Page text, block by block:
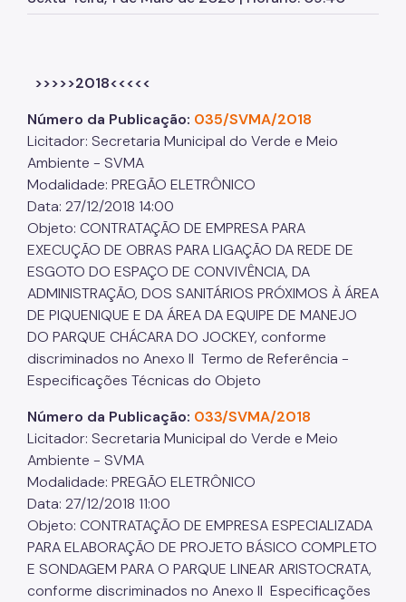
Herbário Municipal
Parques Concessionados
Trilha Interparques
Viveiros Municipais
Educação Ambiental UMAPAZ
Programação
Planetários
Planejamento Ambiental
Patrimônio Ambiental
Projetos Urbanos
Informações Ambientais
Licenciamento Ambiental
Licenciamento Ambiental Industrial
Licenciamento Ambiental Não-Industrial
>>>>>2018<<<<<
Número da Publicação: 035/SVMA/2018
Licitador: Secretaria Municipal do Verde e Meio
Ambiente - SVMA
Modalidade: PREGÃO ELETRÔNICO
Data: 27/12/2018 14:00
Objeto: CONTRATAÇÃO DE EMPRESA PARA
EXECUÇÃO DE OBRAS PARA LIGAÇÃO DA REDE DE
ESGOTO DO ESPAÇO DE CONVIVÊNCIA, DA
ADMINISTRAÇÃO, DOS SANITÁRIOS PRÓXIMOS À ÁREA
DE PIQUENIQUE E DA ÁREA DA EQUIPE DE MANEJO
DO PARQUE CHÁCARA DO JOCKEY, conforme
discriminados no Anexo II Termo de Referência -
Especificações Técnicas do Objeto
Número da Publicação: 033/SVMA/2018
Licitador: Secretaria Municipal do Verde e Meio
Ambiente - SVMA
Modalidade: PREGÃO ELETRÔNICO
Data: 27/12/2018 11:00
Objeto: CONTRATAÇÃO DE EMPRESA ESPECIALIZADA
PARA ELABORAÇÃO DE PROJETO BÁSICO COMPLETO
E SONDAGEM PARA O PARQUE LINEAR ARISTOCRATA,
conforme discriminados no Anexo II Especificações